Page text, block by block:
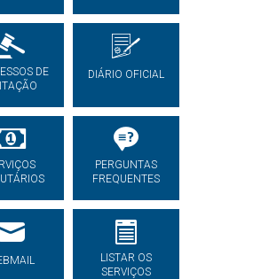
DE
DIÁRIO OFICIAL
PERGUNTAS
FREQUENTES
LISTAR OS
SERVIÇOS